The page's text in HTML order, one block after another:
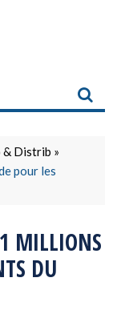
& Distrib »
pour les
MILLIONS
DU